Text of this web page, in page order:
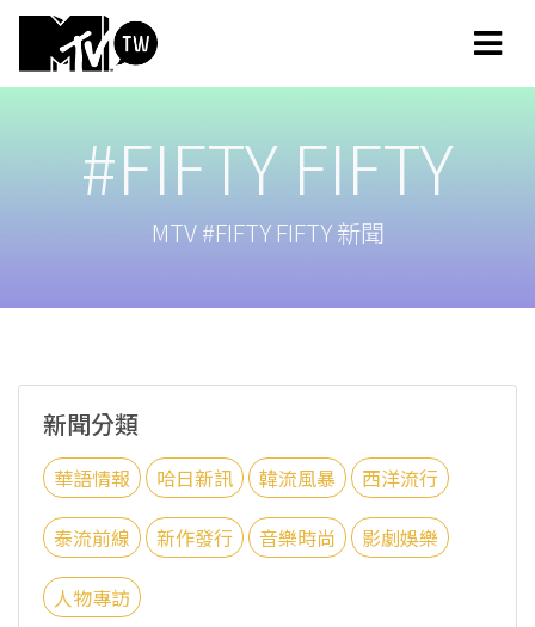
#FIFTY FIFTY
MTV #FIFTY FIFTY 新聞
新聞分類
華語情報 哈日新訊 韓流風暴 西洋流行
泰流前線 新作發行 音樂時尚 影劇娛樂
人物專訪